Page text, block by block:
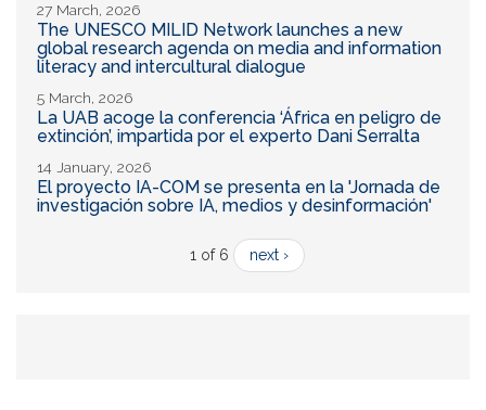
27 March, 2026
The UNESCO MILID Network launches a new
global research agenda on media and information
literacy and intercultural dialogue
5 March, 2026
La UAB acoge la conferencia ‘África en peligro de
extinción’, impartida por el experto Dani Serralta
14 January, 2026
El proyecto IA-COM se presenta en la 'Jornada de
investigación sobre IA, medios y desinformación'
1 of 6 next ›